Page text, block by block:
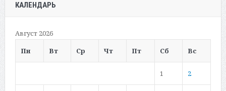
КАЛЕНДАРЬ
Август 2026
Пн
Вт Ср Чт Пт Сб Вс
1 2